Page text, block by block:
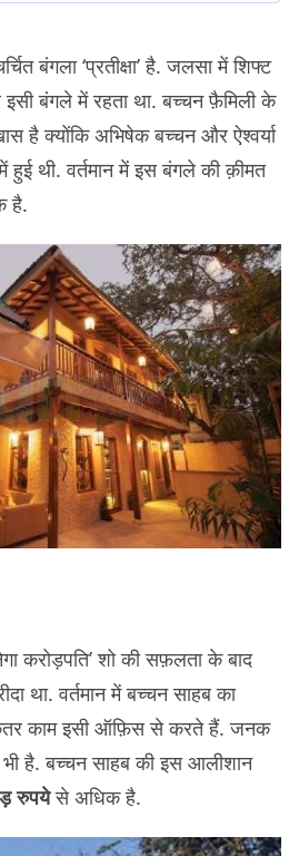
बंगला ‘प्रतीक्षा’ है. जलसा में शिफ्ट
इसी बंगले में रहता था. बच्चन फ़ैमिली के
ख़ास है क्योंकि अभिषेक बच्चन और ऐश्वर्या
हुई थी. वर्तमान में इस बंगले की क़ीमत
है.
करोड़पति’ शो की सफ़लता के बाद
था. वर्तमान में बच्चन साहब का
काम इसी ऑफ़िस से करते हैं. जनक
है. बच्चन साहब की इस आलीशान
रुपयेसे अधिक है.